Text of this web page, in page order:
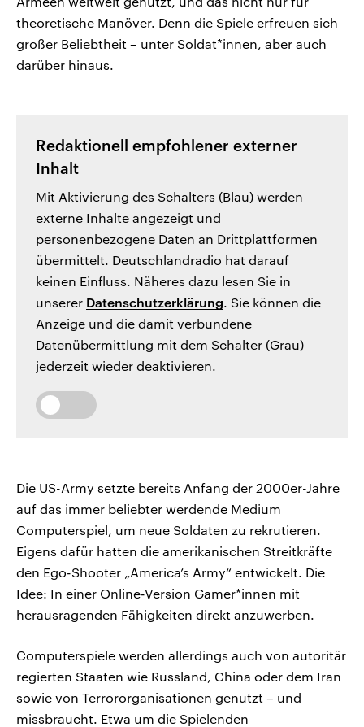
theoretische Manöver. Denn die Spiele erfreuen sich
großer Beliebtheit – unter Soldat*innen, aber auch
darüber hinaus.
Redaktionell empfohlener externer
Inhalt
Mit Aktivierung des Schalters (Blau) werden
externe Inhalte angezeigt und
personenbezogene Daten an Drittplattformen
übermittelt. Deutschlandradio hat darauf
keinen Einfluss. Näheres dazu lesen Sie in
unserer Datenschutzerklärung . Sie können die
Anzeige und die damit verbundene
Datenübermittlung mit dem Schalter (Grau)
jederzeit wieder deaktivieren.
Die US-Army setzte bereits Anfang der 2000er-Jahre
auf das immer beliebter werdende Medium
Computerspiel, um neue Soldaten zu rekrutieren.
Eigens dafür hatten die amerikanischen Streitkräfte
den Ego-Shooter „America’s Army“ entwickelt. Die
Idee: In einer Online-Version Gamer*innen mit
herausragenden Fähigkeiten direkt anzuwerben.
Computerspiele werden allerdings auch von autoritär
regierten Staaten wie Russland, China oder dem Iran
sowie von Terrororganisationen genutzt – und
missbraucht. Etwa um die Spielenden